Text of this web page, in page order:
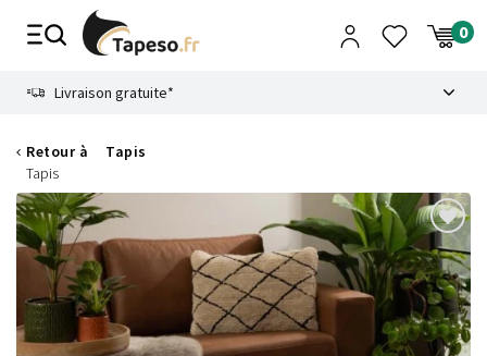
Livraison gratuite*
Retour à
Tapis
Tapis